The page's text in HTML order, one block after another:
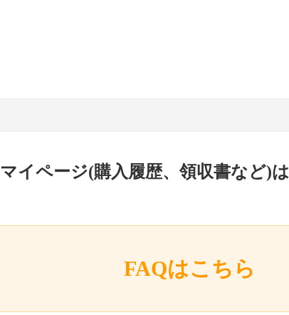
マイページ(購入履歴、領収書など)は
FAQはこちら